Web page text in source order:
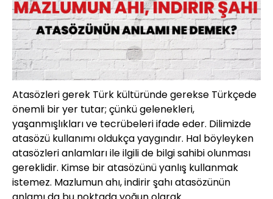
Atasözleri gerek Türk kültüründe gerekse Türkçede
önemli bir yer tutar; çünkü gelenekleri,
yaşanmışlıkları ve tecrübeleri ifade eder. Dilimizde
atasözü kullanımı oldukça yaygındır. Hal böyleyken
atasözleri anlamları ile ilgili de bilgi sahibi olunması
gereklidir. Kimse bir atasözünü yanlış kullanmak
istemez. Mazlumun ahı, indirir şahı atasözünün